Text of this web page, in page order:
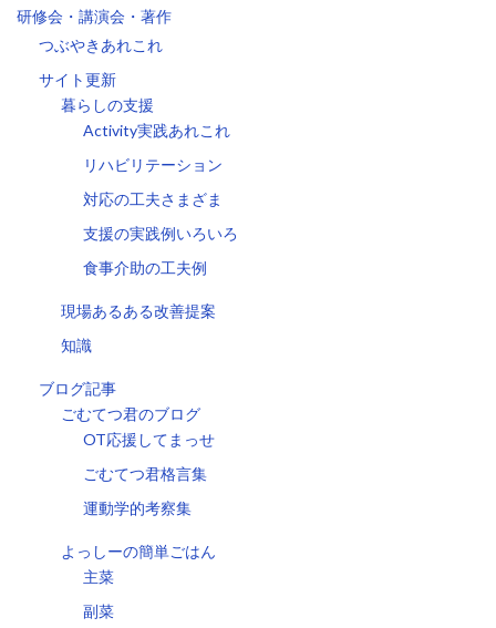
研修会・講演会・著作
つぶやきあれこれ
サイト更新
暮らしの支援
Activity実践あれこれ
リハビリテーション
対応の工夫さまざま
支援の実践例いろいろ
食事介助の工夫例
現場あるある改善提案
知識
ブログ記事
ごむてつ君のブログ
OT応援してまっせ
ごむてつ君格言集
運動学的考察集
よっしーの簡単ごはん
主菜
副菜